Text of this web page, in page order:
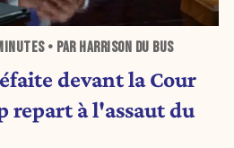
• PAR HARRISON DU BUS
devant la Cour
repart à l'assaut du